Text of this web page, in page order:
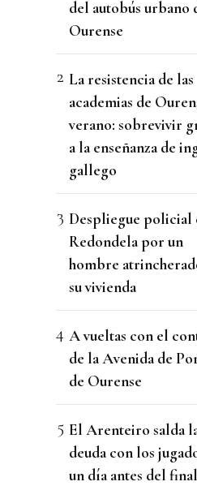
del autobús urbano
Ourense
La resistencia de las
academias de
verano: sobrevivir
a la enseñanza de
gallego
Despliegue policial
Redondela por un
hombre
su vivienda
A vueltas con el
de la Avenida de
de Ourense
El Arenteiro salda
deuda con los
un día antes del